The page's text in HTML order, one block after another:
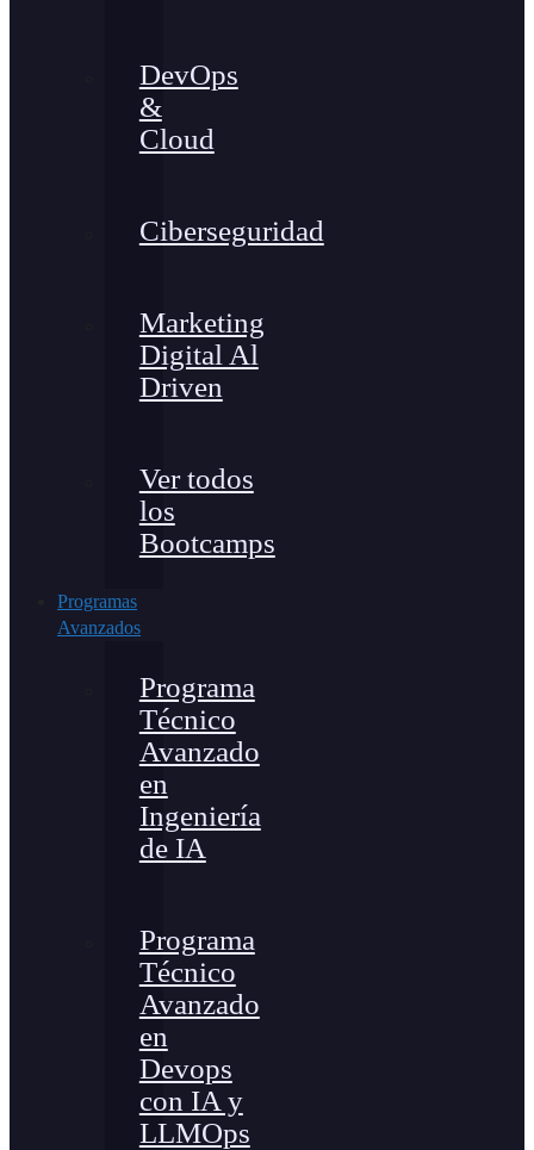
DevOps
&
Cloud
Ciberseguridad
Marketing
Digital Al
Driven
Ver todos
los
Bootcamps
Programas
Avanzados
Programa
Técnico
Avanzado
en
Ingeniería
de IA
Programa
Técnico
Avanzado
en
Devops
con IA y
LLMOps